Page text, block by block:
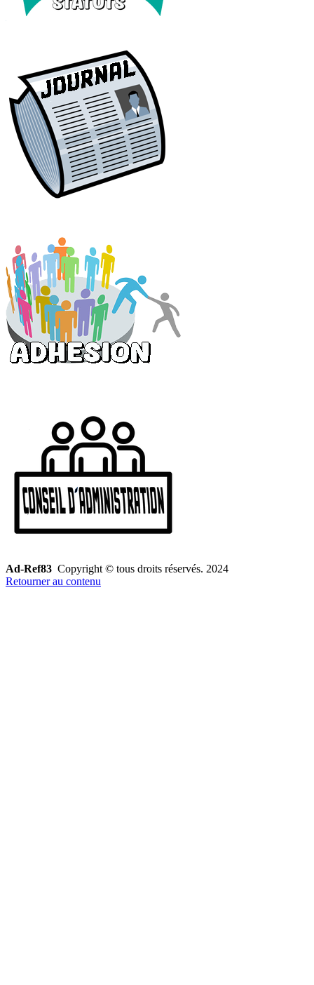
Ad-Ref83 Copyright © tous droits réservés. 2024
Retourner au contenu